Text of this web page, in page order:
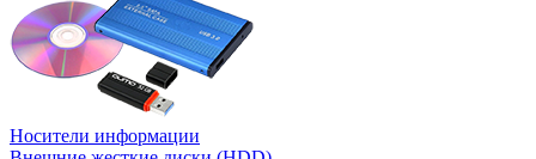
Носители информации